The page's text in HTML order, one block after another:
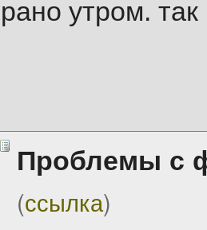
рано утром.
Проблемы с
(ссылка)